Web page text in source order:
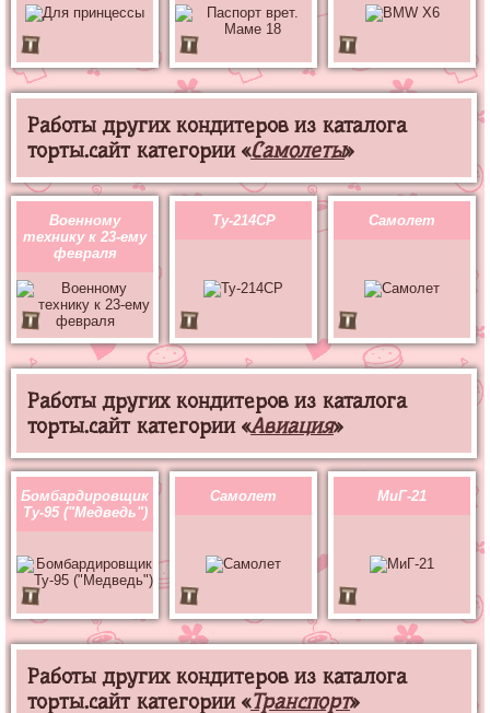
Работы других кондитеров из каталога
торты.сайт категории «Самолеты»
Военному
технику к 23-ему
февраля
Ту-214СР Самолет
Работы других кондитеров из каталога
торты.сайт категории «Авиация»
Бомбардировщик
Ту-95 ("Медведь")
Самолет МиГ-21
Работы других кондитеров из каталога
торты.сайт категории «Транспорт»